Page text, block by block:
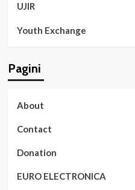
UJIR
Youth Exchange
Pagini
About
Contact
Donation
EURO ELECTRONICA